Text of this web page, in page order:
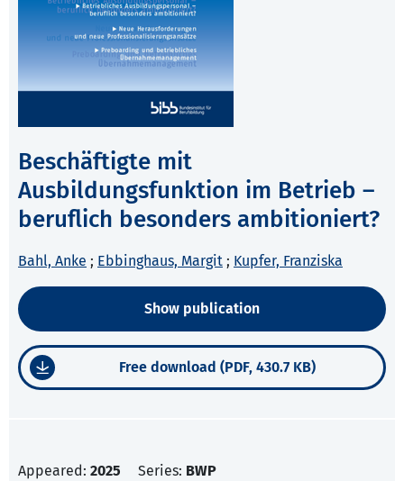
Beschäftigte mit
Ausbildungsfunktion im Betrieb –
beruflich besonders ambitioniert?
Bahl, Anke ; Ebbinghaus, Margit ; Kupfer, Franziska
Show publication
Free download (PDF, 430.7 KB)
Appeared: 2025 Series: BWP